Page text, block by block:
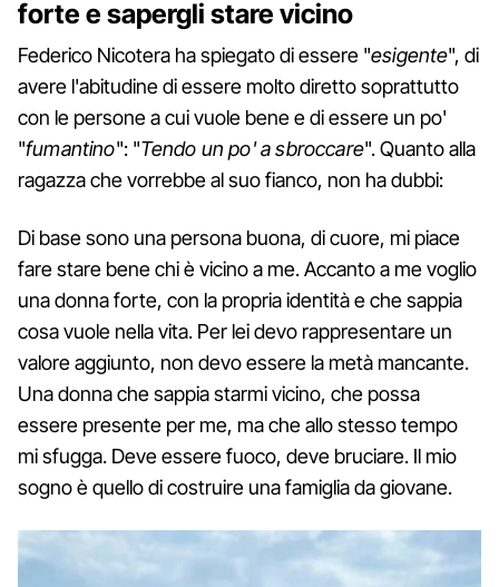
forte e sapergli stare vicino
Federico Nicotera ha spiegato di essere "esigente", di
avere l'abitudine di essere molto diretto soprattutto
con le persone a cui vuole bene e di essere un po'
"fumantino": "Tendo un po' a sbroccare". Quanto alla
ragazza che vorrebbe al suo fianco, non ha dubbi:
Di base sono una persona buona, di cuore, mi piace
fare stare bene chi è vicino a me. Accanto a me voglio
una donna forte, con la propria identità e che sappia
cosa vuole nella vita. Per lei devo rappresentare un
valore aggiunto, non devo essere la metà mancante.
Una donna che sappia starmi vicino, che possa
essere presente per me, ma che allo stesso tempo
mi sfugga. Deve essere fuoco, deve bruciare. Il mio
sogno è quello di costruire una famiglia da giovane.